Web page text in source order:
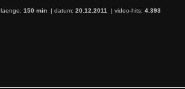
laenge: 150 min | datum: 20.12.2011 | video-hits: 4.393